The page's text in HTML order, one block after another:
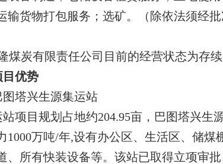
输货物打包服务；选矿。（除依法须经
煤炭有限责任公司目前的经营状态为存续
目优势
塔兴生源集运站
项目规划占地约204.95亩，巴图塔兴生
1000万吨/年,设有办公区、生活区、储煤
、所有快装设备等。该站已取得立项审